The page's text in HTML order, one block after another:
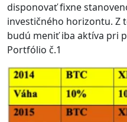
disponovať fixne
investičného horizontu. Z
budú meniť iba aktíva pri
Portfólio č.1